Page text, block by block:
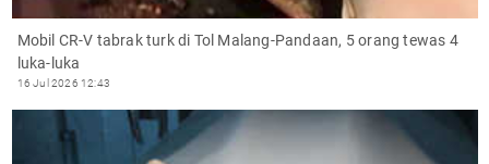
Mobil CR-V tabrak turk di Tol Malang-Pandaan, 5 orang tewas 4
luka-luka
16 Jul 2026 12:43